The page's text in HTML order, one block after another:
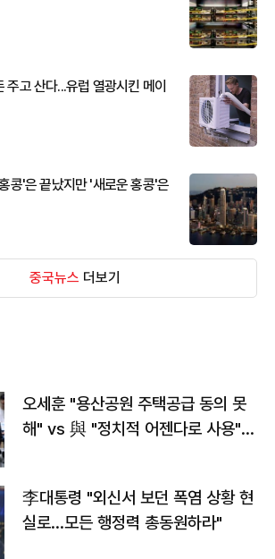
주고 산다...유럽 열광시킨 메이
콩'은 끝났지만 '새로운 홍콩'은
중국뉴스 더보기
오세훈 "용산공원 주택공급 동의 못
해" vs 與 "정치적 어젠다로 사용"
李대통령 "외신서 보던 폭염 상황 현
실로…모든 행정력 총동원하라"